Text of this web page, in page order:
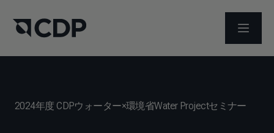
メニュ
2024年度 CDPウォーター×環境省Water Projectセミナー